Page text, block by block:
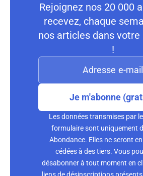
Rejoignez nos 20 000
recevez, chaque
nos articles dans
!
Je m'abonne
Les données transmises par
formulaire sont uniquement
Abondance. Elles ne seront
cédées à des tiers. Vous
désabonner à tout moment en
liens de désinscriptions